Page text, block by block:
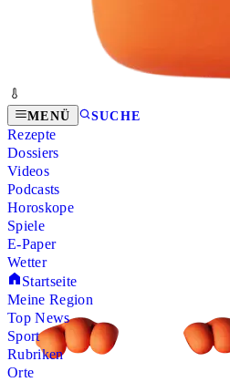
MENÜ SUCHE
Rezepte
Dossiers
Videos
Podcasts
Horoskope
Spiele
E-Paper
Wetter
Startseite
Meine Region
Top News
Sport
Rubriken
Orte